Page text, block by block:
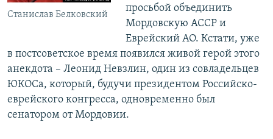
Станислав Белковский
просьбой объединить
Мордовскую АССР и
Еврейский АО. Кстати, уже
в постсоветское время появился живой герой этого
анекдота – Леонид Невзлин, один из совладельцев
ЮКОСа, который, будучи президентом Российско-
еврейского конгресса, одновременно был
сенатором от Мордовии.